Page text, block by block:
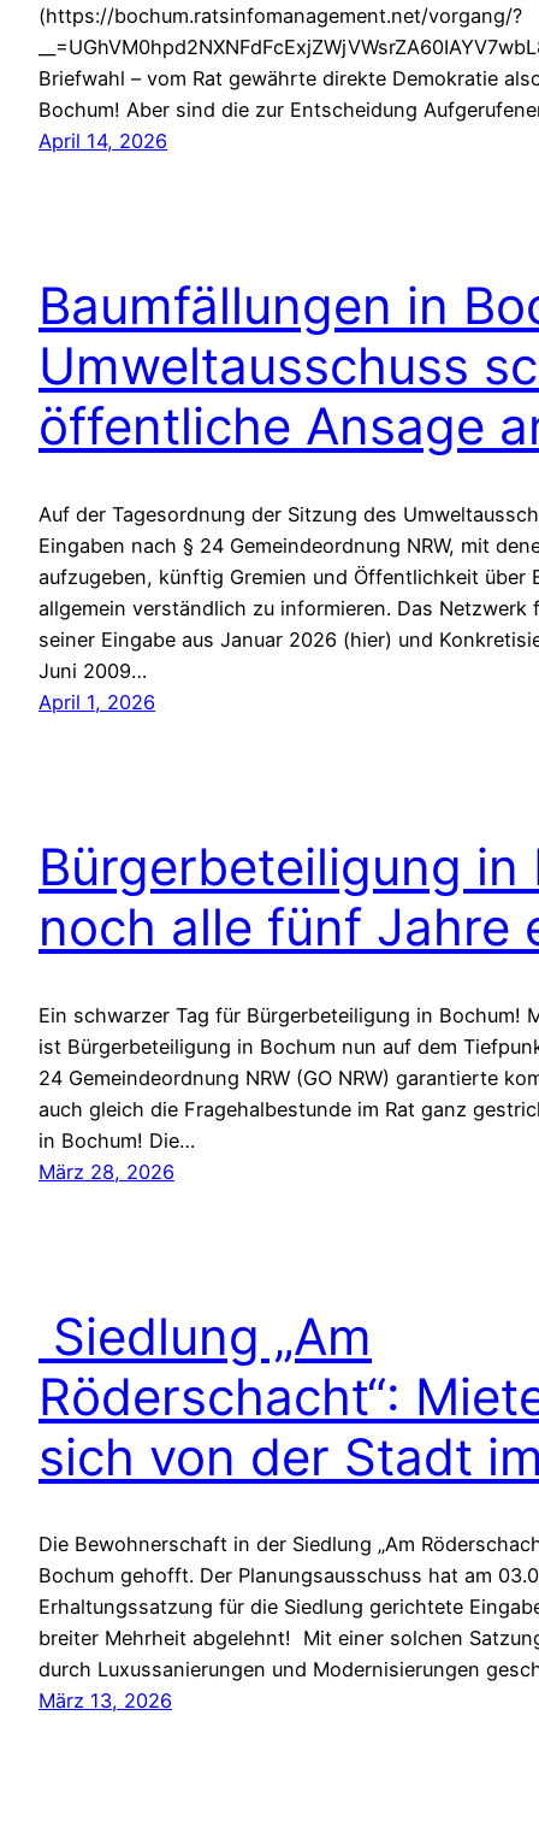
(https://bochum.ratsinfomanagement.net/vorgang/?
Briefwahl – vom Rat gewährte direkte Demokratie
Bochum! Aber sind die zur Entscheidung
April 14, 2026
Baumfällungen in
Umweltausschuss
öffentliche Ansage
Auf der Tagesordnung der Sitzung des
Eingaben nach § 24 Gemeindeordnung NRW, mit
aufzugeben, künftig Gremien und Öffentlichkeit über
allgemein verständlich zu informieren. Das
seiner Eingabe aus Januar 2026 (hier) und
Juni 2009…
April 1, 2026
Bürgerbeteiligung in
noch alle fünf Jahre
Ein schwarzer Tag für Bürgerbeteiligung in Bochum!
ist Bürgerbeteiligung in Bochum nun auf dem
24 Gemeindeordnung NRW (GO NRW) garantierte
auch gleich die Fragehalbestunde im Rat ganz
in Bochum! Die…
März 28, 2026
Siedlung „Am
Röderschacht“:
sich von der Stadt
Die Bewohnerschaft in der Siedlung „Am
Bochum gehofft. Der Planungsausschuss hat am
Erhaltungssatzung für die Siedlung gerichtete
breiter Mehrheit abgelehnt! Mit einer solchen
durch Luxussanierungen und Modernisierungen
März 13, 2026